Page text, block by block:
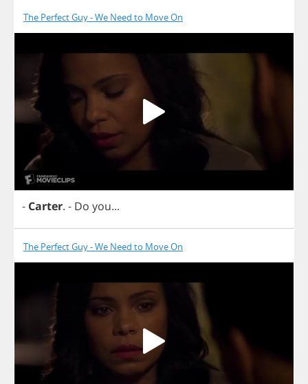
The Perfect Guy - We Need to Move On
- Carter. - Do you...
The Perfect Guy - We Need to Move On